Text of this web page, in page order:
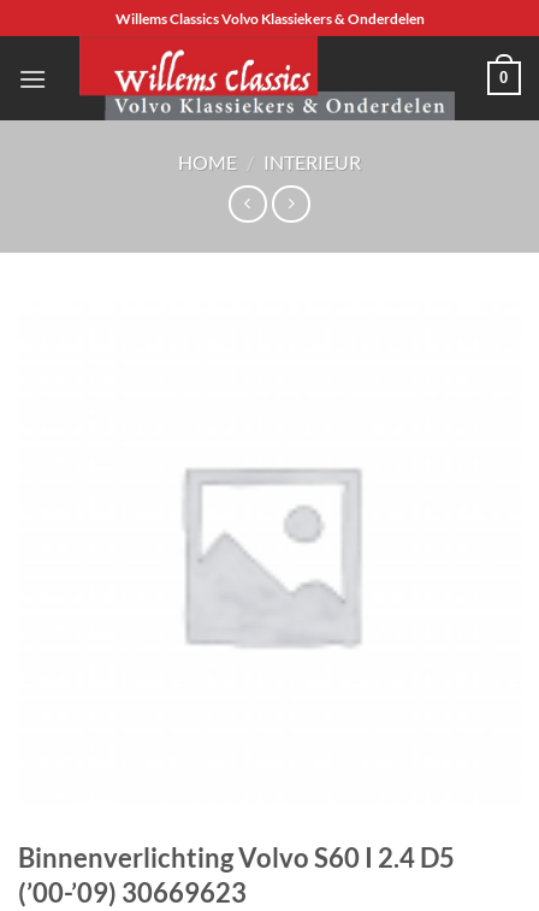
naar
inhoud
Willems Classics Volvo Klassiekers & Onderdelen
0
HOME / INTERIEUR
Binnenverlichting Volvo S60 I 2.4 D5
(’00-’09) 30669623